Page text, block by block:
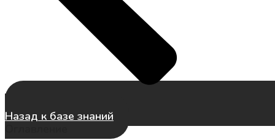
Назад к базе знаний